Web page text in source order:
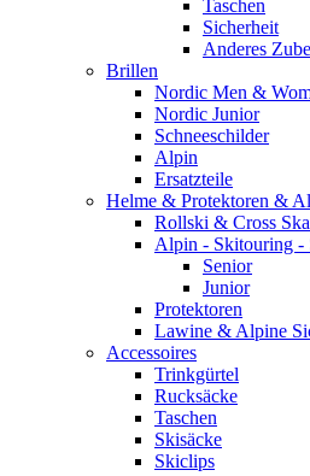
Taschen
Sicherheit
Anderes
Brillen
Nordic Men &
Nordic Junior
Schneeschilder
Alpin
Ersatzteile
Helme & Protektoren &
Rollski & Cross
Alpin - Skitouring -
Senior
Junior
Protektoren
Lawine & Alpine
Accessoires
Trinkgürtel
Rucksäcke
Taschen
Skisäcke
Skiclips